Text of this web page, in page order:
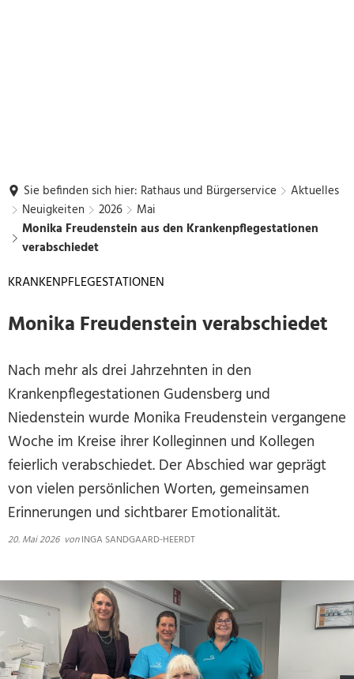
Sie befinden sich hier: Rathaus und Bürgerservice
Aktuelles
Neuigkeiten
2026
Mai
Monika Freudenstein aus den Krankenpflegestationen
verabschiedet
KRANKENPFLEGESTATIONEN
Monika Freudenstein verabschiedet
Nach mehr als drei Jahrzehnten in den
Krankenpflegestationen Gudensberg und
Niedenstein wurde Monika Freudenstein vergangene
Woche im Kreise ihrer Kolleginnen und Kollegen
feierlich verabschiedet. Der Abschied war geprägt
von vielen persönlichen Worten, gemeinsamen
Erinnerungen und sichtbarer Emotionalität.
20. Mai 2026 vonINGA SANDGAARD-HEERDT